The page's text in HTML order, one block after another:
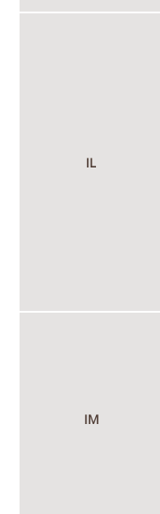
IL
IM